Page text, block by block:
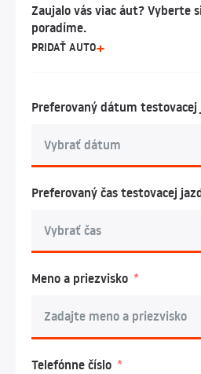
Zaujalo vás viac áut? Vyberte
poradíme.
PRIDAŤ AUTO
Preferovaný dátum testovacej
Preferovaný čas testovacej
Meno a priezvisko
Telefónne číslo